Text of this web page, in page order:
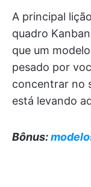
A principal
quadro
que um
pesado por
concentrar no
está levando
Bônus: